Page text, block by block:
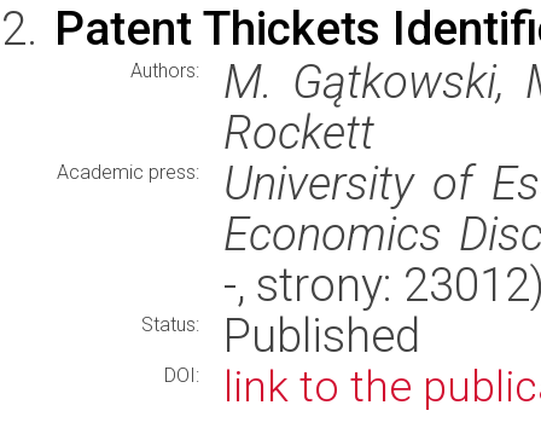
Patent Thickets
Authors:
M. Gątkowski,
Rockett
Academic press:
University of
Economics
-, strony:
Status: Published
DOI: link to the